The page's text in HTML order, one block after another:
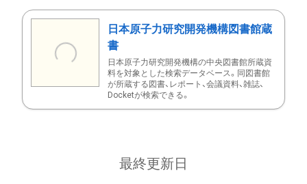
日本原子力研究開発機構図書館蔵
書
日本原子力研究開発機構の中央図書館所蔵資
料を対象とした検索データベース。同図書館
が所蔵する図書、レポート、会議資料、雑誌、
Docketが検索できる。
最終更新日